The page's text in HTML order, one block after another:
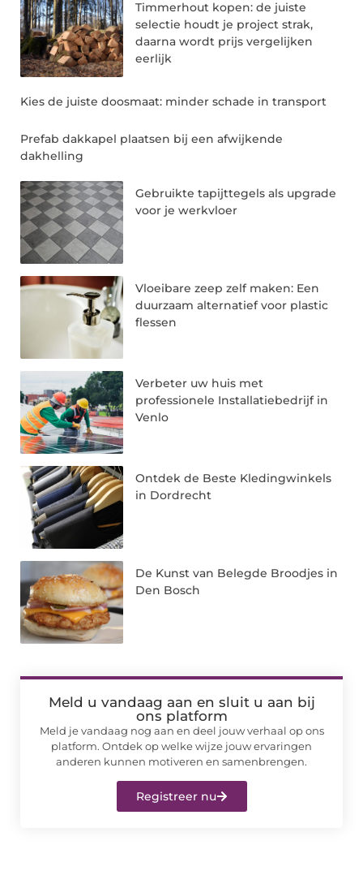
Timmerhout kopen: de juiste
selectie houdt je project strak,
daarna wordt prijs vergelijken
eerlijk
Kies de juiste doosmaat: minder schade in transport
Prefab dakkapel plaatsen bij een afwijkende
dakhelling
Gebruikte tapijttegels als upgrade
voor je werkvloer
Vloeibare zeep zelf maken: Een
duurzaam alternatief voor plastic
flessen
Verbeter uw huis met
professionele Installatiebedrijf in
Venlo
Ontdek de Beste Kledingwinkels
in Dordrecht
De Kunst van Belegde Broodjes in
Den Bosch
Meld u vandaag aan en sluit u aan bij
ons platform
Meld je vandaag nog aan en deel jouw verhaal op ons
platform. Ontdek op welke wijze jouw ervaringen
anderen kunnen motiveren en samenbrengen.
Registreer nu